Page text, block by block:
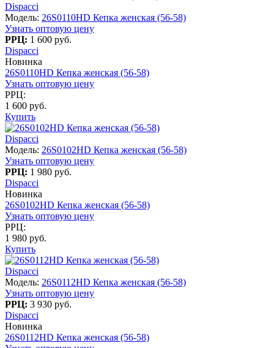
Dispacci
Модель: 26S0110HD Кепка женская (56-58)
Узнать оптовую цену
РРЦ: 1 600 руб.
Dispacci
Новинка
26S0110HD Кепка женская (56-58)
Узнать оптовую цену
РРЦ:
1 600 руб.
Купить
Dispacci
Модель: 26S0102HD Кепка женская (56-58)
Узнать оптовую цену
РРЦ: 1 980 руб.
Dispacci
Новинка
26S0102HD Кепка женская (56-58)
Узнать оптовую цену
РРЦ:
1 980 руб.
Купить
Dispacci
Модель: 26S0112HD Кепка женская (56-58)
Узнать оптовую цену
РРЦ: 3 930 руб.
Dispacci
Новинка
26S0112HD Кепка женская (56-58)